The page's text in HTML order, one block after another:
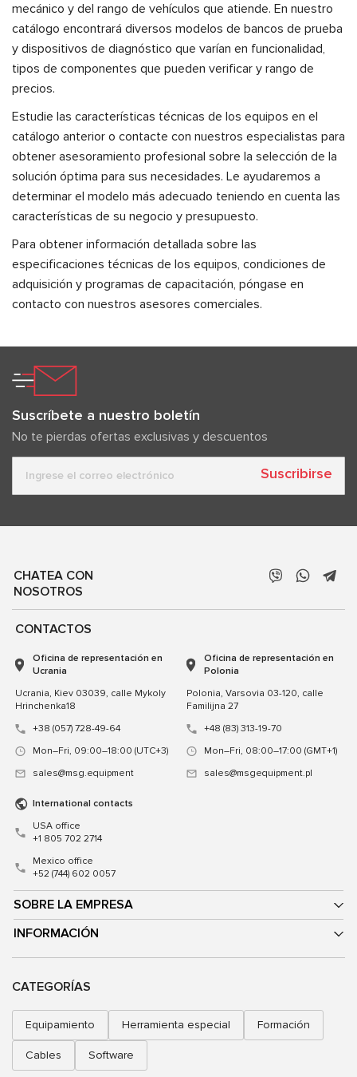
mecánico y del rango de vehículos que atiende. En nuestro
catálogo encontrará diversos modelos de bancos de prueba
y dispositivos de diagnóstico que varían en funcionalidad,
tipos de componentes que pueden verificar y rango de
precios.
Estudie las características técnicas de los equipos en el
catálogo anterior o contacte con nuestros especialistas para
obtener asesoramiento profesional sobre la selección de la
solución óptima para sus necesidades. Le ayudaremos a
determinar el modelo más adecuado teniendo en cuenta las
características de su negocio y presupuesto.
Para obtener información detallada sobre las
especificaciones técnicas de los equipos, condiciones de
adquisición y programas de capacitación, póngase en
contacto con nuestros asesores comerciales.
Suscríbete a nuestro boletín
No te pierdas ofertas exclusivas y descuentos
Suscribirse
CHATEA CON
NOSOTROS
SOBRE LA EMPRESA
INFORMACIÓN
CONTACTOS
Oficina de representación en
Ucrania
Ucrania, Kiev 03039, calle Mykoly
Hrinchenka18
+38 (057) 728-49-64
Mon–Fri, 09:00–18:00 (UTC+3)
sales@msg.equipment
Oficina de representación en
Polonia
Polonia, Varsovia 03-120, calle
Familijna 27
+48 (83) 313-19-70
Mon–Fri, 08:00–17:00 (GMT+1)
sales@msgequipment.pl
International contacts
USA office
+1 805 702 2714
Mexico office
+52 (744) 602 0057
CATEGORÍAS
Equipamiento Herramienta especial Formación
Cables Software